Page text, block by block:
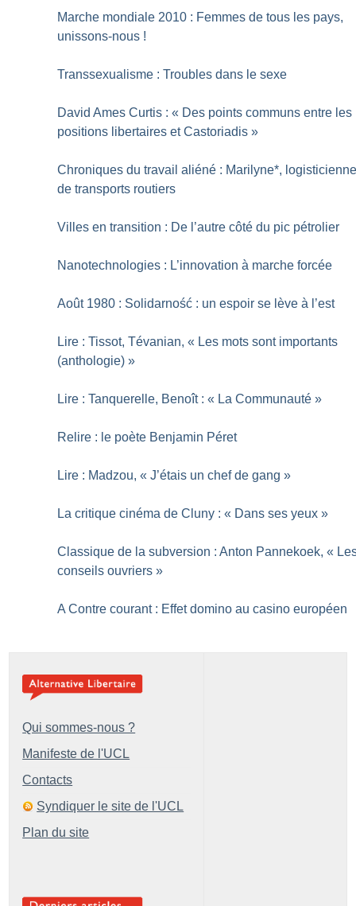
Marche mondiale 2010 : Femmes de tous les pays,
unissons-nous !
Transsexualisme : Troubles dans le sexe
David Ames Curtis : « Des points communs entre les
positions libertaires et Castoriadis »
Chroniques du travail aliéné : Marilyne*,
de transports routiers
Villes en transition : De l’autre côté du pic pétrolier
Nanotechnologies : L’innovation à marche forcée
Août 1980 : Solidarność : un espoir se lève à l’est
Lire : Tissot, Tévanian, « Les mots sont importants
(anthologie) »
Lire : Tanquerelle, Benoît : « La Communauté »
Relire : le poète Benjamin Péret
Lire : Madzou, « J’étais un chef de gang »
La critique cinéma de Cluny : « Dans ses yeux »
Classique de la subversion : Anton Pannekoek, «
conseils ouvriers »
A Contre courant : Effet domino au casino européen
Qui sommes-nous ?
Manifeste de l'UCL
Contacts
Syndiquer le site de l'UCL
Plan du site